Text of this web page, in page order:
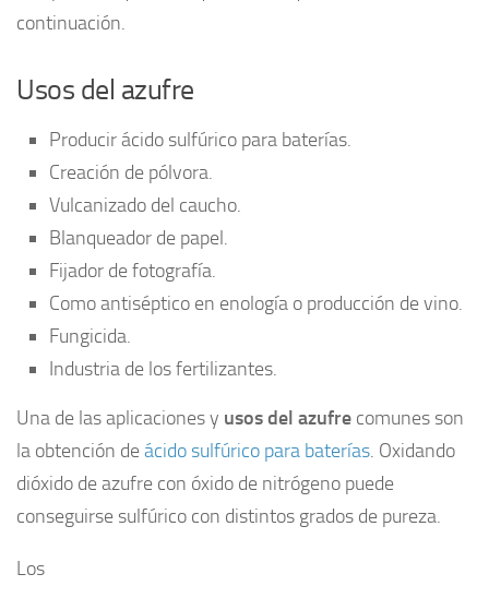
continuación.
Usos del azufre
Producir ácido sulfúrico para baterías.
Creación de pólvora.
Vulcanizado del caucho.
Blanqueador de papel.
Fijador de fotografía.
Como antiséptico en enología o producción de vino.
Fungicida.
Industria de los fertilizantes.
Una de las aplicaciones y usos del azufre comunes son
la obtención deácido sulfúrico para baterías. Oxidando
dióxido de azufre con óxido de nitrógeno puede
conseguirse sulfúrico con distintos grados de pureza.
Los